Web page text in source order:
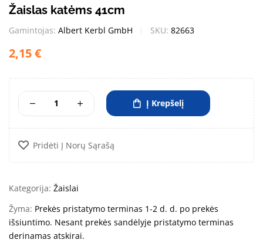
Žaislas katėms 41cm
Gamintojas: Albert Kerbl GmbH SKU: 82663
2,15€
Į Krepšelį
Pridėti Į Norų Sąrašą
Kategorija: Žaislai
Žyma: Prekės pristatymo terminas 1-2 d. d. po prekės
išsiuntimo. Nesant prekės sandėlyje pristatymo terminas
derinamas atskirai.